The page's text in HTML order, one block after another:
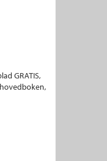
GRATIS,